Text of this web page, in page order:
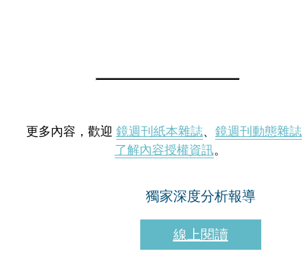
更多內容，歡迎 鏡週刊紙本雜誌、 鏡週刊動態雜誌
了解內容授權資訊。
獨家深度分析報導
線上閱讀